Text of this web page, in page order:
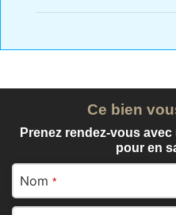
Ce bien
Prenez rendez-vous
pour en
Nom *